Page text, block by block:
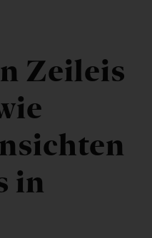
Zeileis
in